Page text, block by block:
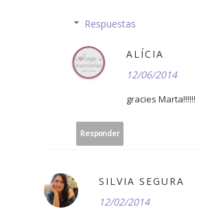
Respuestas
ALÍCIA
12/06/2014
gracies Marta!!!!!!
Responder
SILVIA SEGURA
12/02/2014